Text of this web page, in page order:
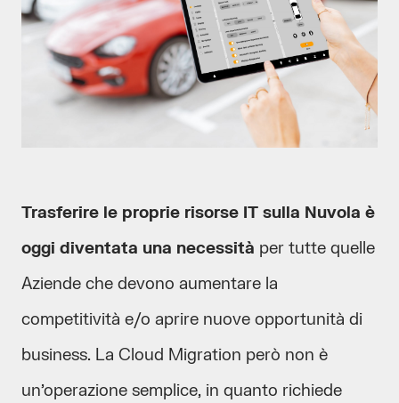
Trasferire le proprie risorse IT sulla Nuvola è
oggi diventata una necessità per tutte quelle
Aziende che devono aumentare la
competitività e/o aprire nuove opportunità di
business. La Cloud Migration però non è
un’operazione semplice, in quanto richiede